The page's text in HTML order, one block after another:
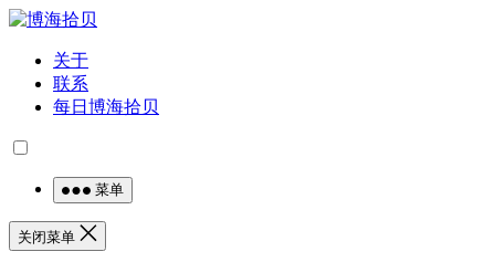
关于
联系
每日博海拾贝
菜单
关闭菜单